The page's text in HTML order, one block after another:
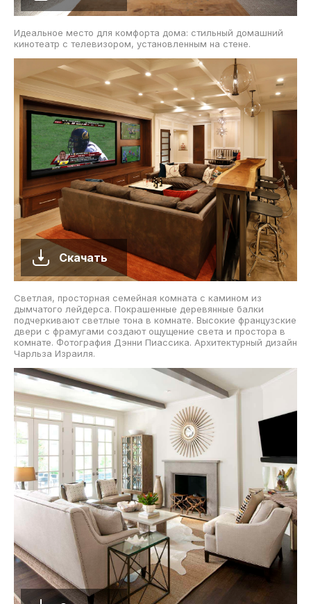
Идеальное место для комфорта дома: стильный домашний
кинотеатр с телевизором, установленным на стене.
Скачать
Светлая, просторная семейная комната с камином из
дымчатого лейдерса. Покрашенные деревянные балки
подчеркивают светлые тона в комнате. Высокие французские
двери с фрамугами создают ощущение света и простора в
комнате. Фотография Дэнни Пиассика. Архитектурный дизайн
Чарльза Израиля.